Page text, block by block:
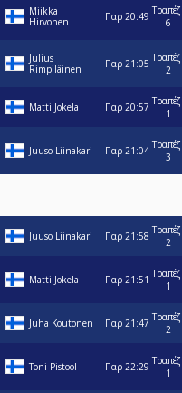
Miikka
Hirvonen
Παρ 20:49
6
Julius
Rimpiläinen
Παρ 21:05
2
Matti Jokela Παρ 20:57
1
Juuso Liinakari Παρ 21:04
3
Juuso Liinakari Παρ 21:58
2
Matti Jokela Παρ 21:51
1
Juha Koutonen Παρ 21:47
2
Toni Pistool Παρ 22:29
1